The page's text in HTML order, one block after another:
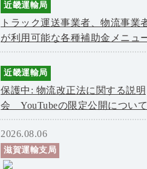
近畿運輸局
トラック運送事業者、物流事業
が利用可能な各種補助金メニュ
近畿運輸局
保護中: 物流改正法に関する説明
会 YouTubeの限定公開について
2026.08.06
滋賀運輸支局